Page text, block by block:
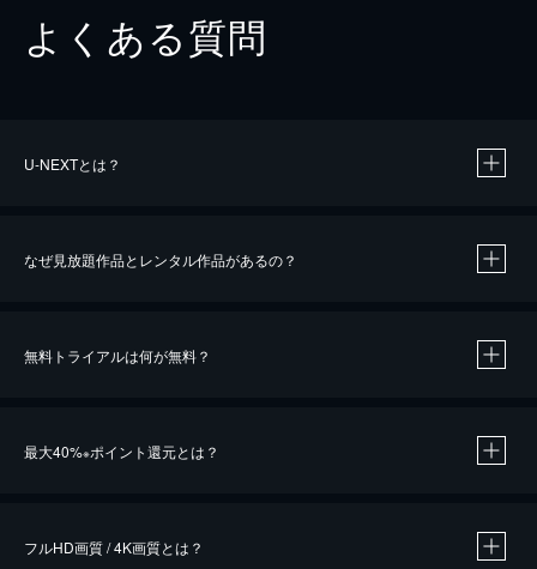
よくある質問
U-NEXTとは？
なぜ見放題作品とレンタル作品があるの？
無料トライアルは何が無料？
最大40%※ポイント還元とは？
フルHD画質 / 4K画質とは？